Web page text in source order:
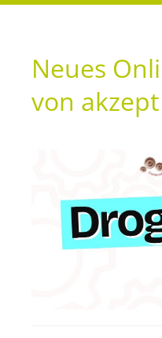
Neues
von akzept